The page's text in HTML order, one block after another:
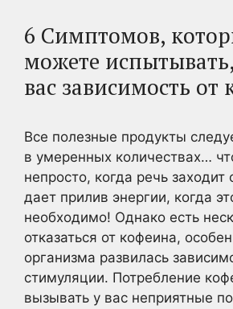
6 Симптомов,
можете
вас зависимость от
Все полезные продукты
в умеренных количествах…
непросто, когда речь
дает прилив энергии, когда
необходимо! Однако есть
отказаться от кофеина,
организма развилась
стимуляции. Потребление
вызывать у вас неприятные